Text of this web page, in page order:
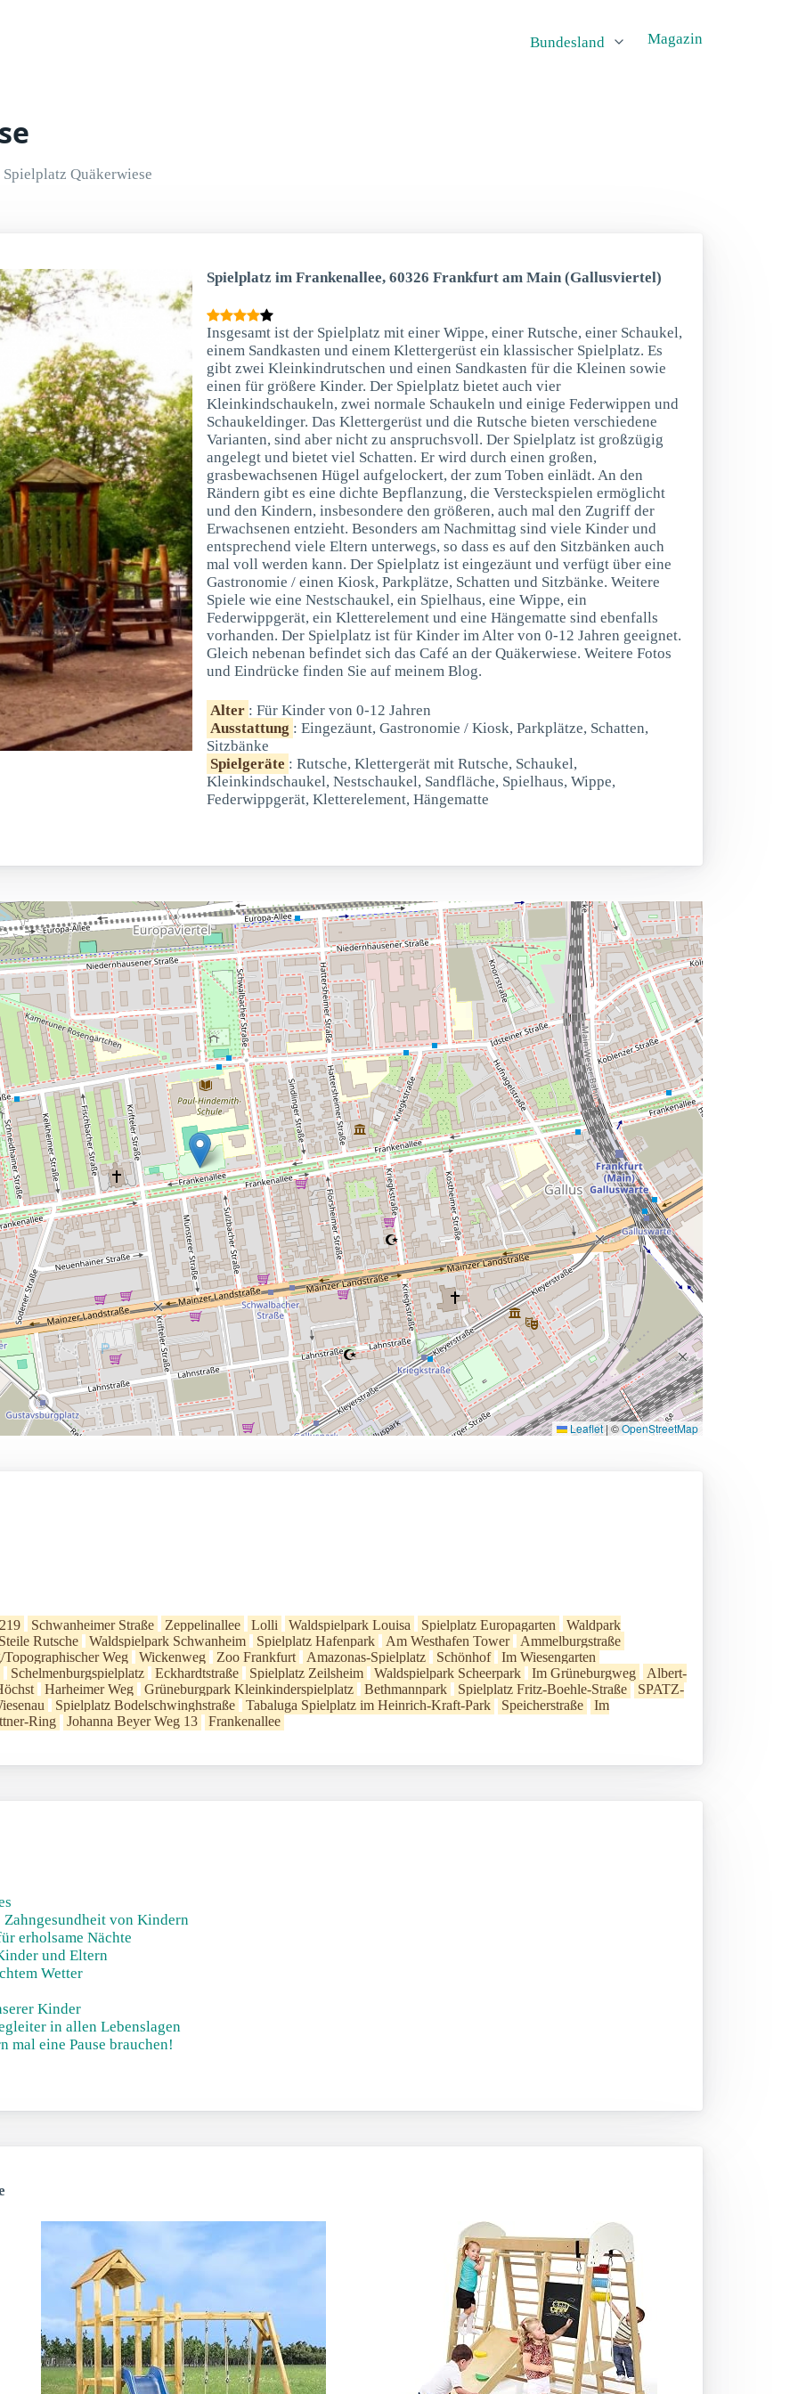
Bundesland Magazin
Spielplatz Quäkerwiese
Spielplatz im Frankenallee, 60326 Frankfurt am Main (Gallusviertel)
Insgesamt ist der Spielplatz mit einer Wippe, einer Rutsche, einer Schaukel,
einem Sandkasten und einem Klettergerüst ein klassischer Spielplatz. Es
gibt zwei Kleinkindrutschen und einen Sandkasten für die Kleinen sowie
einen für größere Kinder. Der Spielplatz bietet auch vier
Kleinkindschaukeln, zwei normale Schaukeln und einige Federwippen und
Schaukeldinger. Das Klettergerüst und die Rutsche bieten verschiedene
Varianten, sind aber nicht zu anspruchsvoll. Der Spielplatz ist großzügig
angelegt und bietet viel Schatten. Er wird durch einen großen,
grasbewachsenen Hügel aufgelockert, der zum Toben einlädt. An den
Rändern gibt es eine dichte Bepflanzung, die Versteckspielen ermöglicht
und den Kindern, insbesondere den größeren, auch mal den Zugriff der
Erwachsenen entzieht. Besonders am Nachmittag sind viele Kinder und
entsprechend viele Eltern unterwegs, so dass es auf den Sitzbänken auch
mal voll werden kann. Der Spielplatz ist eingezäunt und verfügt über eine
Gastronomie / einen Kiosk, Parkplätze, Schatten und Sitzbänke. Weitere
Spiele wie eine Nestschaukel, ein Spielhaus, eine Wippe, ein
Federwippgerät, ein Kletterelement und eine Hängematte sind ebenfalls
vorhanden. Der Spielplatz ist für Kinder im Alter von 0-12 Jahren geeignet.
Gleich nebenan befindet sich das Café an der Quäkerwiese. Weitere Fotos
und Eindrücke finden Sie auf meinem Blog.
Alter : Für Kinder von 0-12 Jahren
Ausstattung : Eingezäunt, Gastronomie / Kiosk, Parkplätze, Schatten,
Sitzbänke
Spielgeräte : Rutsche, Klettergerät mit Rutsche, Schaukel,
Kleinkindschaukel, Nestschaukel, Sandfläche, Spielhaus, Wippe,
Federwippgerät, Kletterelement, Hängematte
Leaflet |©OpenStreetMap
Schwanheimer Straße Zeppelinallee Lolli Waldspielpark Louisa Spielplatz Europagarten
Waldpark
Rutsche
Waldspielpark Schwanheim Spielplatz Hafenpark Am Westhafen Tower
Ammelburgstraße
Weg
Wickenweg Zoo Frankfurt Amazonas-Spielplatz Schönhof
Im Wiesengarten
Schelmenburgspielplatz
Eckhardtstraße Spielplatz Zeilsheim Waldspielpark Scheerpark Im Grüneburgweg
Albert-
Harheimer Weg Grüneburgpark Kleinkinderspielplatz Bethmannpark Spielplatz Fritz-Boehle-Straße
SPATZ-
Spielplatz Bodelschwinghstraße Tabaluga Spielplatz im Heinrich-Kraft-Park Speicherstraße
Im
Ring
Johanna Beyer Weg 13 Frankenallee
von Kindern
erholsame Nächte
und Eltern
Wetter
Kinder
in allen Lebenslagen
mal eine Pause brauchen!